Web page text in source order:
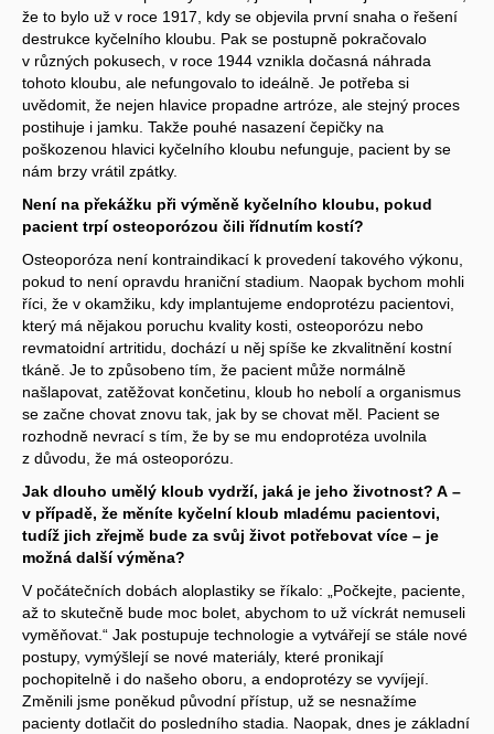
že to bylo už v roce 1917, kdy se objevila první snaha o řešení
destrukce kyčelního kloubu. Pak se postupně pokračovalo
v různých pokusech, v roce 1944 vznikla dočasná náhrada
tohoto kloubu, ale nefungovalo to ideálně. Je potřeba si
uvědomit, že nejen hlavice propadne artróze, ale stejný proces
postihuje i jamku. Takže pouhé nasazení čepičky na
poškozenou hlavici kyčelního kloubu nefunguje, pacient by se
nám brzy vrátil zpátky.
Není na překážku při výměně kyčelního kloubu, pokud
pacient trpí osteoporózou čili řídnutím kostí?
Osteoporóza není kontraindikací k provedení takového výkonu,
pokud to není opravdu hraniční stadium. Naopak bychom mohli
říci, že v okamžiku, kdy implantujeme endoprotézu pacientovi,
který má nějakou poruchu kvality kosti, osteoporózu nebo
revmatoidní artritidu, dochází u něj spíše ke zkvalitnění kostní
tkáně. Je to způsobeno tím, že pacient může normálně
našlapovat, zatěžovat končetinu, kloub ho nebolí a organismus
se začne chovat znovu tak, jak by se chovat měl. Pacient se
rozhodně nevrací s tím, že by se mu endoprotéza uvolnila
z důvodu, že má osteoporózu.
Jak dlouho umělý kloub vydrží, jaká je jeho životnost? A –
v případě, že měníte kyčelní kloub mladému pacientovi,
tudíž jich zřejmě bude za svůj život potřebovat více – je
možná další výměna?
V počátečních dobách aloplastiky se říkalo: „Počkejte, paciente,
až to skutečně bude moc bolet, abychom to už víckrát nemuseli
vyměňovat.“ Jak postupuje technologie a vytvářejí se stále nové
postupy, vymýšlejí se nové materiály, které pronikají
pochopitelně i do našeho oboru, a endoprotézy se vyvíjejí.
Změnili jsme poněkud původní přístup, už se nesnažíme
pacienty dotlačit do posledního stadia. Naopak, dnes je základní